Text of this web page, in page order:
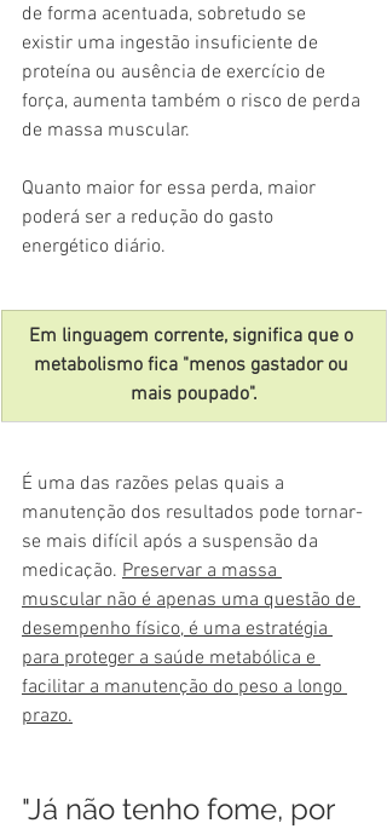
de forma acentuada, sobretudo se
existir uma ingestão insuficiente de
proteína ou ausência de exercício de
força, aumenta também o risco de perda
de massa muscular.
Quanto maior for essa perda, maior
poderá ser a redução do gasto
energético diário.
Em linguagem corrente, significa que o
metabolismo fica "menos gastador ou
mais poupado".
É uma das razões pelas quais a
manutenção dos resultados pode tornar-
se mais difícil após a suspensão da
medicação. Preservar a massa
muscular não é apenas uma questão de
desempenho físico, é uma estratégia
para proteger a saúde metabólica e
facilitar a manutenção do peso a longo
prazo.
"Já não tenho fome, por